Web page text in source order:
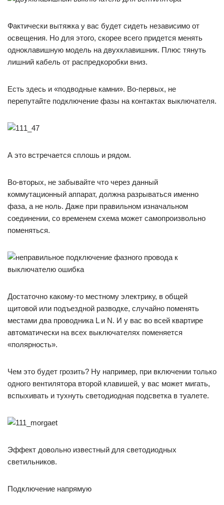
Фактически вытяжка у вас будет сидеть независимо от
освещения. Но для этого, скорее всего придется менять
одноклавишную модель на двухклавишник. Плюс тянуть
лишний кабель от распредкоробки вниз.
Есть здесь и «подводные камни». Во-первых, не
перепутайте подключение фазы на контактах выключателя.
А это встречается сплошь и рядом.
Во-вторых, не забывайте что через данный
коммутационный аппарат, должна разрываться именно
фаза, а не ноль. Даже при правильном изначальном
соединении, со временем схема может самопроизвольно
поменяться.
Достаточно какому-то местному электрику, в общей
щитовой или подъездной разводке, случайно поменять
местами два проводника L и N. И у вас во всей квартире
автоматически на всех выключателях поменяется
«полярность».
Чем это будет грозить? Ну например, при включении только
одного вентилятора второй клавишей, у вас может мигать,
вспыхивать и тухнуть светодиодная подсветка в туалете.
Эффект довольно известный для светодиодных
светильников.
Подключение напрямую